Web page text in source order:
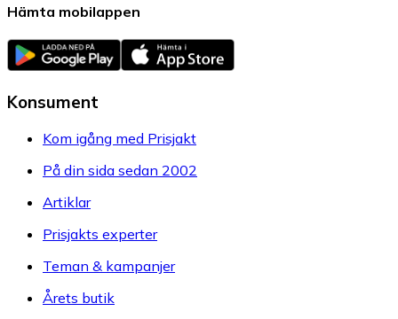
Hämta mobilappen
Konsument
Kom igång med Prisjakt
På din sida sedan 2002
Artiklar
Prisjakts experter
Teman & kampanjer
Årets butik